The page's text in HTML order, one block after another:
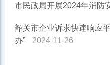
市民政局开展2024年消防
韶关市企业诉求快速响应
办”
2024-11-26